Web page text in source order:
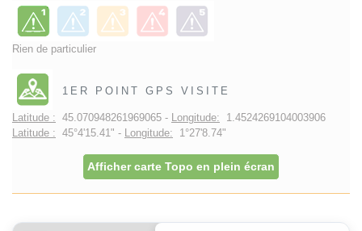
Rien de particulier
1ER POINT GPS VISITE
Latitude : 45.070948261969065 - Longitude: 1.4524269104003906
Latitude : 45°4'15.41" - Longitude: 1°27'8.74"
Afficher carte Topo en plein écran